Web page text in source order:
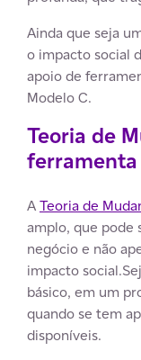
Ainda que seja
o impacto social
apoio de
Modelo C.
Teoria de
ferramenta
ATeoria de
amplo, que pode
negócio e não
impacto
básico, em um
quando se tem
disponíveis.